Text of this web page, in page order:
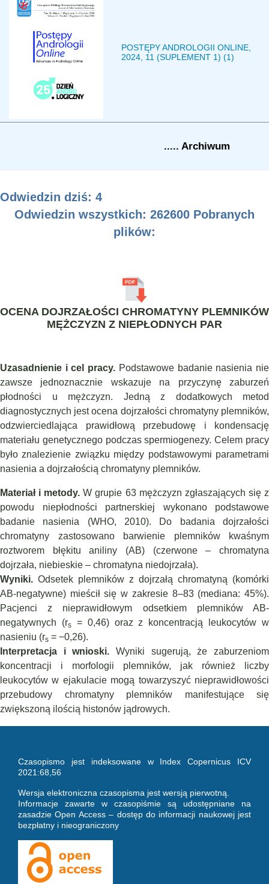
POSTĘPY ANDROLOGII ONLINE,
2024, 11 (SUPLEMENT 1) (1)
..... Archiwum
Odwiedzin dziś: 4
Odwiedzin wszystkich: 262600 Pobranych
plików:
OCENA DOJRZAŁOŚCI CHROMATYNY PLEMNIKÓW
MĘŻCZYZN Z NIEPŁODNYCH PAR
Uzasadnienie i cel pracy. Podstawowe badanie nasienia nie
zawsze jednoznacznie wskazuje na przyczynę zaburzeń
płodności u mężczyzn. Jedną z dodatkowych metod
diagnostycznych jest ocena dojrzałości chromatyny plemników,
odzwierciedlająca prawidłową przebudowę i kondensację
materiału genetycznego podczas spermiogenezy. Celem pracy
było znalezienie związku między podstawowymi parametrami
nasienia a dojrzałością chromatyny plemników.
Materiał i metody.W grupie 63 mężczyzn zgłaszających się z
powodu niepłodności partnerskiej wykonano podstawowe
badanie nasienia (WHO, 2010). Do badania dojrzałości
chromatyny zastosowano barwienie plemników kwaśnym
roztworem błękitu aniliny (AB) (czerwone – chromatyna
dojrzała, niebieskie – chromatyna niedojrzała).
Wyniki. Odsetek plemników z dojrzałą chromatyną (komórki
AB-negatywne) mieścił się w zakresie 8–83 (mediana: 45%).
Pacjenci z nieprawidłowym odsetkiem plemników AB-
negatywnych (rs= 0,46) oraz z koncentracją leukocytów w
nasieniu (rs = −0,26).
Interpretacja i wnioski. Wyniki sugerują, że zaburzeniom
koncentracji i morfologii plemników, jak również liczby
leukocytów w ejakulacie mogą towarzyszyć nieprawidłowości
przebudowy chromatyny plemników manifestujące się
zwiększoną ilością histonów jądrowych.
Czasopismo jest indeksowane w Index Copernicus ICV
2021:68,56
Wersja elektroniczna czasopisma jest wersją pierwotną.
Informacje zawarte w czasopiśmie są udostępniane na
zasadzie Open Access – dostęp do informacji naukowej jest
bezpłatny i nieograniczony